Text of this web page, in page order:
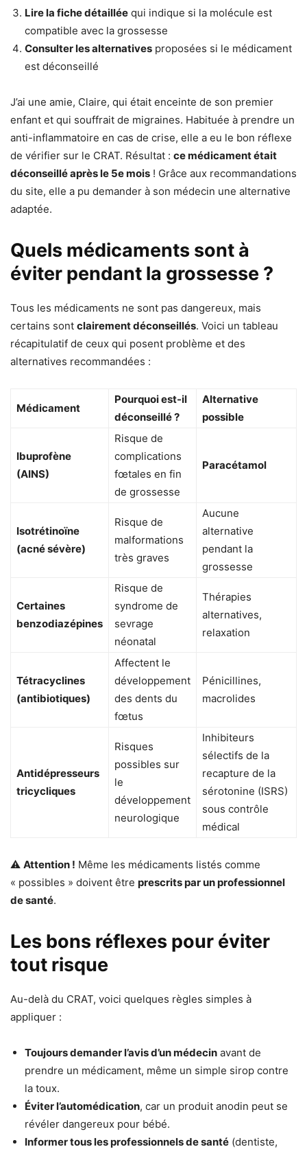
Lire la fiche détaillée qui indique si la molécule est
compatible avec la grossesse
Consulter les alternatives proposées si le médicament
est déconseillé
J’ai une amie, Claire, qui était enceinte de son premier
enfant et qui souffrait de migraines. Habituée à prendre un
anti-inflammatoire en cas de crise, elle a eu le bon réflexe
de vérifier sur le CRAT. Résultat : ce médicament était
déconseillé après le 5e mois ! Grâce aux recommandations
du site, elle a pu demander à son médecin une alternative
adaptée.
Quels médicaments sont à
éviter pendant la grossesse ?
Tous les médicaments ne sont pas dangereux, mais
certains sont clairement déconseillés. Voici un tableau
récapitulatif de ceux qui posent problème et des
alternatives recommandées :
Médicament
Pourquoi est-il
déconseillé ?
Alternative
possible
Ibuprofène
(AINS)
Risque de
complications
fœtales en fin
de grossesse
Paracétamol
Isotrétinoïne
(acné sévère)
Risque de
malformations
très graves
Aucune
alternative
pendant la
grossesse
Certaines
benzodiazépines
Risque de
syndrome de
sevrage
néonatal
Thérapies
alternatives,
relaxation
Tétracyclines
(antibiotiques)
Affectent le
développement
des dents du
fœtus
Pénicillines,
macrolides
Antidépresseurs
tricycliques
Risques
possibles sur
le
développement
neurologique
Inhibiteurs
sélectifs de la
recapture de la
sérotonine (ISRS)
sous contrôle
médical
⚠ Attention ! Même les médicaments listés comme
« possibles » doivent être prescrits par un professionnel
de santé.
Les bons réflexes pour éviter
tout risque
Au-delà du CRAT, voici quelques règles simples à
appliquer :
Toujours demander l’avis d’un médecin avant de
prendre un médicament, même un simple sirop contre
la toux.
Éviter l’automédication, car un produit anodin peut se
révéler dangereux pour bébé.
Informer tous les professionnels de santé (dentiste,